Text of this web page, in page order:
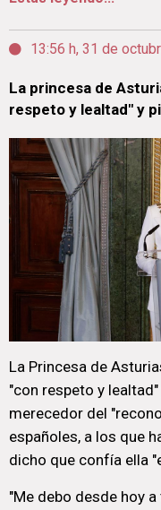
13:56 h, 31 de
La princesa de
respeto y lealtad" y
La Princesa de
"con respeto y
merecedor del
españoles, a los que
dicho que confía ella
"Me debo desde hoy